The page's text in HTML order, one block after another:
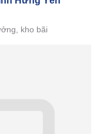
kho bãi